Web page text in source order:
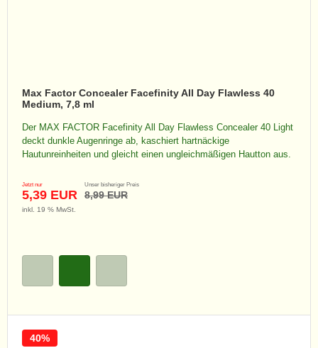
Max Factor Concealer Facefinity All Day Flawless 40
Medium, 7,8 ml
Der MAX FACTOR Facefinity All Day Flawless Concealer 40 Light
deckt dunkle Augenringe ab, kaschiert hartnäckige
Hautunreinheiten und gleicht einen ungleichmäßigen Hautton aus.
Jetzt nur
5,39 EUR
Unser bisheriger Preis
8,99 EUR
inkl. 19 % MwSt.
40%